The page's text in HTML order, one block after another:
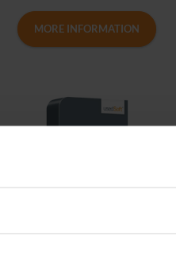
MORE INFORMATION